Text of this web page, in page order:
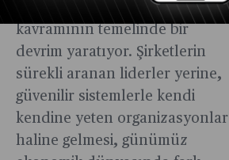
dünyasında değil, liderlik
kavramının temelinde bir
devrim yaratıyor. Şirketlerin
sürekli aranan liderler yerine,
güvenilir sistemlerle kendi
kendine yeten organizasyonlar
haline gelmesi, günümüz